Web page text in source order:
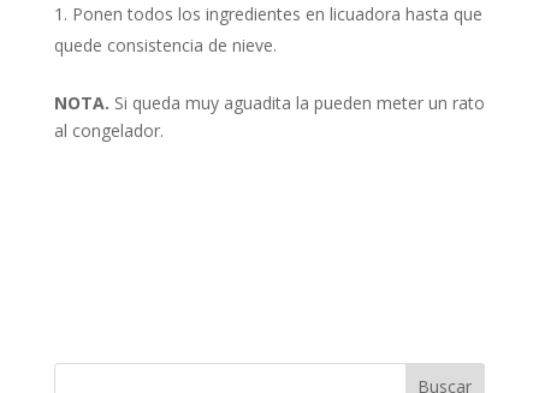
Ponen todos los ingredientes en licuadora hasta que
quede consistencia de nieve.
NOTA. Si queda muy aguadita la pueden meter un rato
al congelador.
Buscar